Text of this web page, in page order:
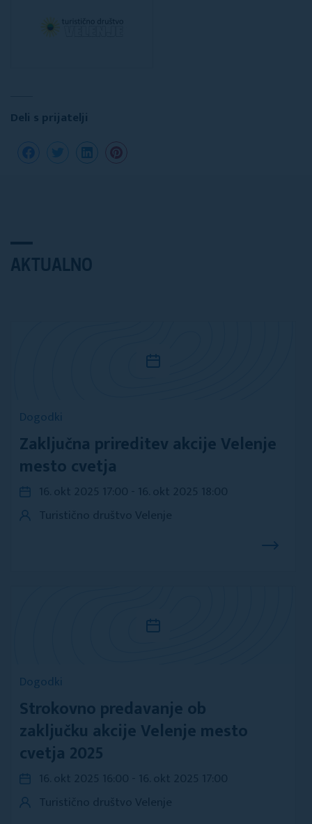
Deli s prijatelji
AKTUALNO
Dogodki
Zaključna prireditev akcije Velenje
mesto cvetja
Dogodki
Strokovno predavanje ob
zaključku akcije Velenje mesto
cvetja 2025